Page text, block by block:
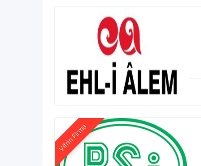
Vitrin Firma